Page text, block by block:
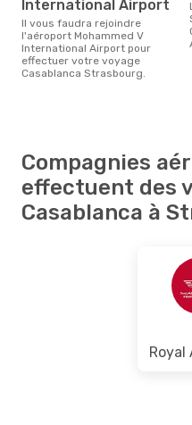
International Airport
Il vous faudra rejoindre
l'aéroport Mohammed V
International Airport pour
effectuer votre voyage
Casablanca Strasbourg.
Les
Compagnies
effectuent des
Casablanca à
Royal